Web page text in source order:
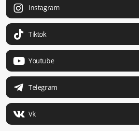
Instagram
Tiktok
Youtube
Telegram
Vk